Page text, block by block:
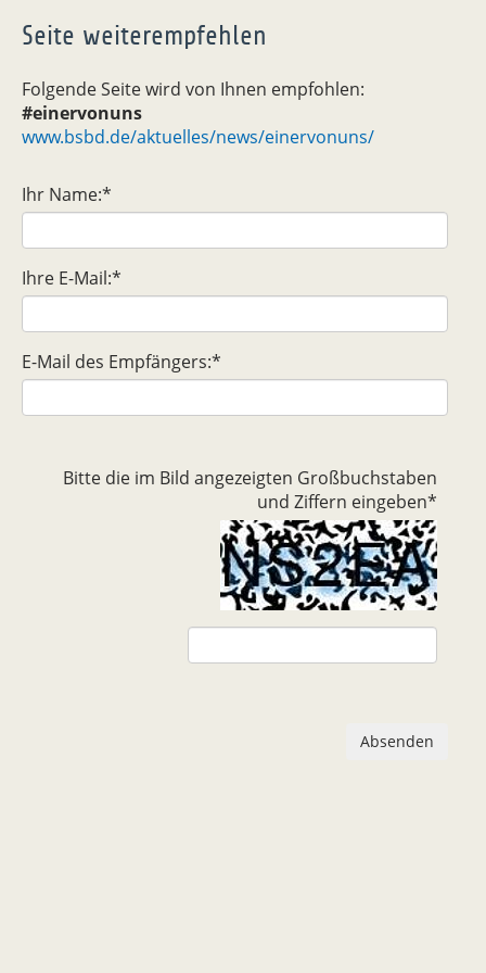
Seite weiterempfehlen
Folgende Seite wird von Ihnen empfohlen:
#einervonuns
www.bsbd.de/aktuelles/news/einervonuns/
Ihr Name:*
Ihre E-Mail:*
E-Mail des Empfängers:*
Bitte die im Bild angezeigten Großbuchstaben
und Ziffern eingeben*
Absenden